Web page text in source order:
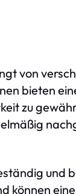
von
bieten
zu
und
können